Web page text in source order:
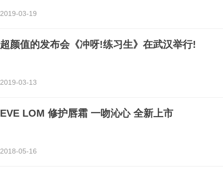
2019-03-19
超颜值的发布会《冲呀!练习生》在武汉举行!
2019-03-13
EVE LOM 修护唇霜 一吻沁心 全新上市
2018-05-16